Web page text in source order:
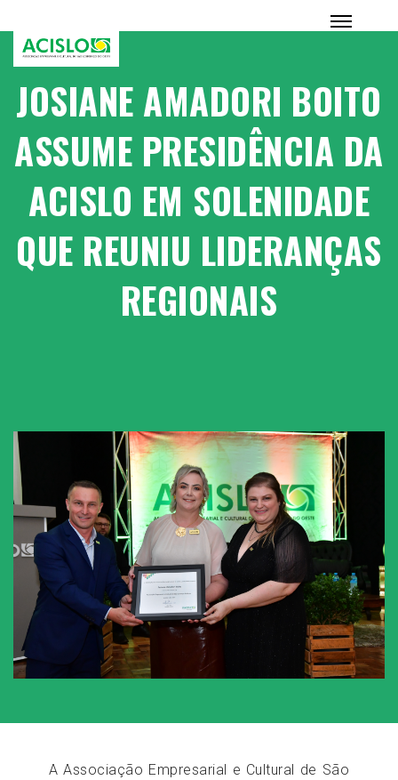
JOSIANE AMADORI BOITO
ASSUME PRESIDÊNCIA DA
ACISLO EM SOLENIDADE
QUE REUNIU LIDERANÇAS
REGIONAIS
A Associação Empresarial e Cultural de São